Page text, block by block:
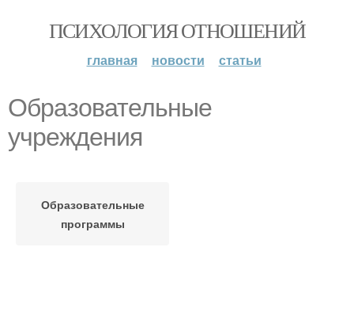
ПСИХОЛОГИЯ ОТНОШЕНИЙ
главная новости статьи
Образовательные
учреждения
Образовательные
программы